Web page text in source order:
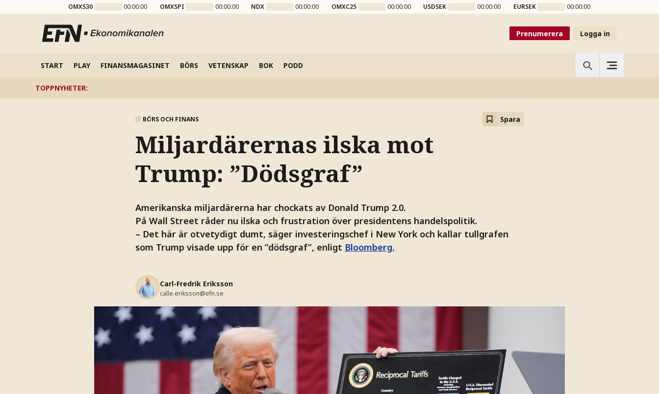
OMXS30 00:00:00 OMXSPI 00:00:00 NDX 00:00:00 OMXC25 00:00:00 USDSEK 00:00:00 EURSEK 00:00:00
Prenumerera Logga in
START PLAY FINANSMAGASINET BÖRS VETENSKAP BOK PODD
TOPPNYHETER:
BÖRS OCH FINANS Spara
Miljardärernas ilska mot
Trump: ”Dödsgraf”
Amerikanska miljardärerna har chockats av Donald Trump 2.0.
På Wall Street råder nu ilska och frustration över presidentens handelspolitik.
– Det här är otvetydigt dumt, säger investeringschef i New York och kallar tullgrafen
som Trump visade upp för en ”dödsgraf”, enligt Bloomberg.
Carl-Fredrik Eriksson
calle.eriksson@efn.se